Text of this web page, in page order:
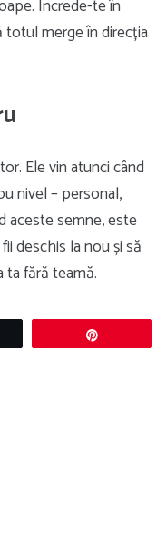
Încrede-te în
totul merge în direcția
Ele vin atunci când
nivel – personal,
aceste semne, este
deschis la nou și să
fără teamă.